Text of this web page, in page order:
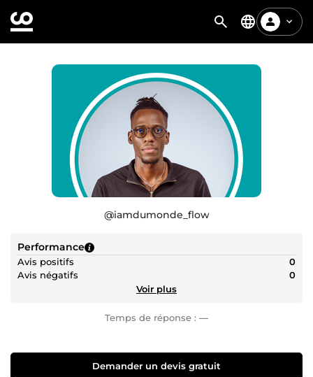
@iamdumonde_flow
Performance
Avis positifs
0
Avis négatifs
0
Voir plus
Temps de réponse : —
Demander un devis gratuit